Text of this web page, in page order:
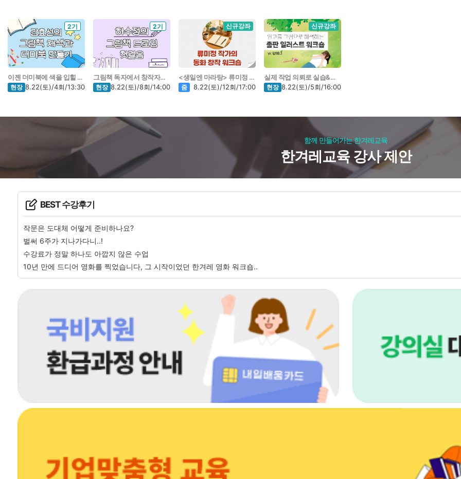
2기
현장
이젠 더미북에 색을 입힐 시간!
8.22(토)/4회/13:30
2기
현장
그림책 독자에서 창작자로 나아가기
8.22(토)/8회/14:00
신규강좌
줌
<생일엔 마라탕> 류미정 작가와 함께
8.22(토)/12회/17:00
신규강좌
현장
실제 작업 의뢰로 실습&피드백
8.22(토)/5회/16:00
함께 만들어가는 한겨레교육
한겨레교육 강사 제안
BEST 수강후기
작문은 도대체 어떻게 준비하나요?
벌써 6주가 지나가다니..!
수강료가 정말 하나도 아깝지 않은 수업
10년 만에 드디어 영화를 찍었습니다, 그 시작이었던 한겨레 영화 워크숍..